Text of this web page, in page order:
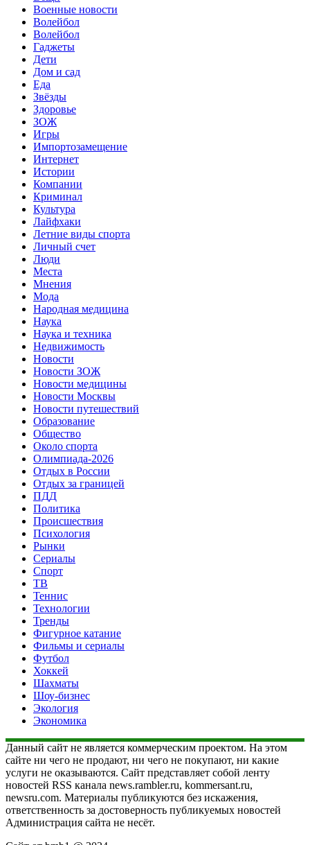
Военные новости
Волейбол
Волейбол
Гаджеты
Дети
Дом и сад
Еда
Звёзды
Здоровье
ЗОЖ
Игры
Импортозамещение
Интернет
Истории
Компании
Криминал
Культура
Лайфхаки
Летние виды спорта
Личный счет
Люди
Места
Мнения
Мода
Народная медицина
Наука
Наука и техника
Недвижимость
Новости
Новости ЗОЖ
Новости медицины
Новости Москвы
Новости путешествий
Образование
Общество
Около спорта
Олимпиада-2026
Отдых в России
Отдых за границей
ПДД
Политика
Происшествия
Психология
Рынки
Сериалы
Спорт
ТВ
Теннис
Технологии
Тренды
Фигурное катание
Фильмы и сериалы
Футбол
Хоккей
Шахматы
Шоу-бизнес
Экология
Экономика
Данный сайт не является коммерческим проектом. На этом
сайте ни чего не продают, ни чего не покупают, ни какие
услуги не оказываются. Сайт представляет собой ленту
новостей RSS канала news.rambler.ru, kommersant.ru,
newsru.com. Материалы публикуются без искажения,
ответственность за достоверность публикуемых новостей
Администрация сайта не несёт.